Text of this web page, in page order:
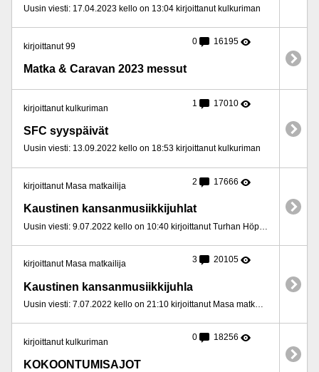
Uusin viesti: 17.04.2023 kello on 13:04 kirjoittanut kulkuriman
kirjoittanut 99 0 16195
Matka & Caravan 2023 messut
kirjoittanut kulkuriman 1 17010
SFC syyspäivät
Uusin viesti: 13.09.2022 kello on 18:53 kirjoittanut kulkuriman
kirjoittanut Masa matkailija 2 17666
Kaustinen kansanmusiikkijuhlat
kirjoittanut Masa matkailija 3 20105
Kaustinen kansanmusiikkijuhla
Uusin viesti: 7.07.2022 kello on 21:10 kirjoittanut Masa matkailija
kirjoittanut kulkuriman 0 18256
KOKOONTUMISAJOT